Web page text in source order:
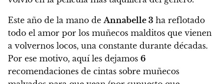
Este año de la mano deAnnabelle 3 ha reflotado
todo el amor por los muñecos malditos que vienen
a volvernos locos, una constante durante décadas.
Por ese motivo, aquí les dejamos 6
recomendaciones de cintas sobre muñecos